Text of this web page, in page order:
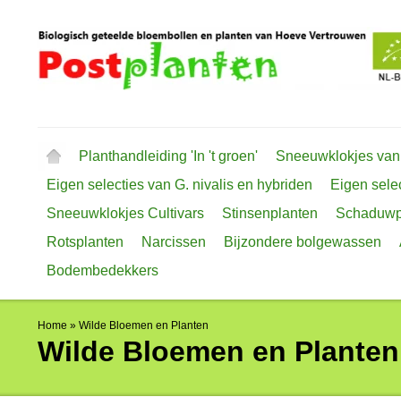
Planthandleiding 'In 't groen'
Sneeuwklokjes
Eigen selecties van G. nivalis en hybriden
Eigen
Sneeuwklokjes Cultivars
Stinsenplanten
Rotsplanten
Narcissen Bijzondere bolgewassen
Bodembedekkers
Home » Wilde Bloemen en Planten
Wilde Bloemen en Planten